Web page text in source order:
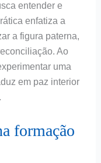
entender e
enfatiza a
a figura paterna,
Ao
uma
em paz interior
formação